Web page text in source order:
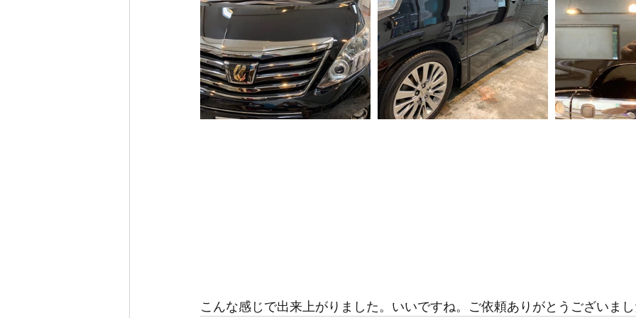
こんな感じで出来上がりました。いいですね。ご依頼ありがとうございま